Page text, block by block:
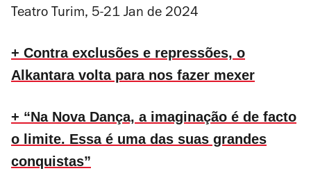
Teatro Turim, 5-21 Jan de 2024
+ Contra exclusões e repressões, o
Alkantara volta para nos fazer mexer
+ “Na Nova Dança, a imaginação é de facto
o limite. Essa é uma das suas grandes
conquistas”